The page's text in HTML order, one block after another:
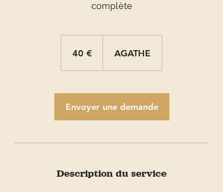
complète
40 € AGATHE
Envoyer une demande
Description du service